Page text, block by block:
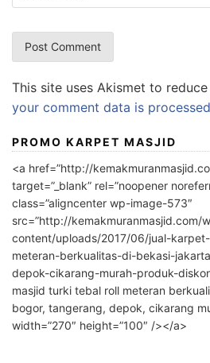
This site uses Akismet to reduce
your comment data is
PROMO KARPET MASJID
<a href=”http://
target=”_blank” rel=”noopener
class=”aligncenter wp-image-573″
src=”http://kemakmuranmasjid.com/
content/uploads/2017/06/jual-
meteran-berkualitas-di-bekasi-
depok-cikarang-murah-produk-
masjid turki tebal roll meteran
bogor, tangerang, depok, cikarang
width=”270″ height=”100″ /></a>